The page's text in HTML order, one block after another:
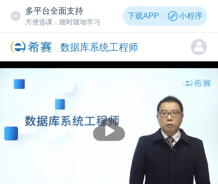
多平台全面支持
方便选课，随时随地学习
下载APP 小程序
数据库系统工程师